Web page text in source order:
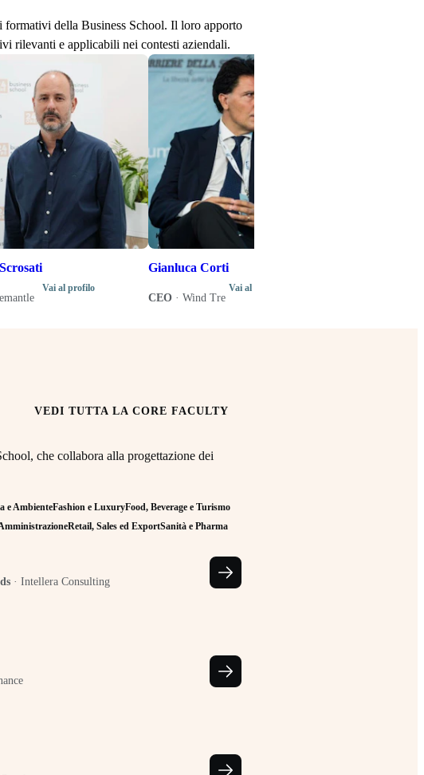
formativi della Business School. Il loro apporto
rilevanti e applicabili nei contesti aziendali.
Vai al profilo
Gianluca Corti
CEO · Wind Tre
Vai al profilo
VEDI TUTTA LA CORE FACULTY
che collabora alla progettazione dei
e AmbienteFashion e LuxuryFood, Beverage e Turismo
Retail, Sales ed ExportSanità e Pharma
· Intellera Consulting